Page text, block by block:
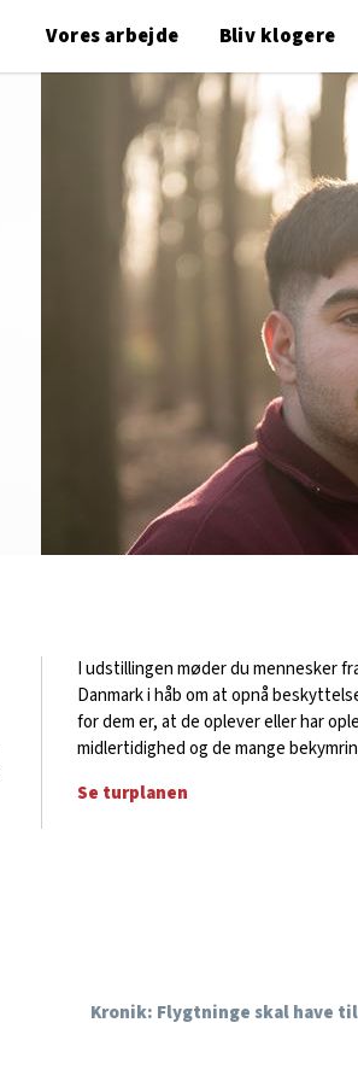
Vores arbejde Bliv klogere
I udstillingen møder du mennesker
Danmark i håb om at opnå
for dem er, at de oplever eller har
midlertidighed og de mange
Se turplanen
Kronik: Flygtninge skal have